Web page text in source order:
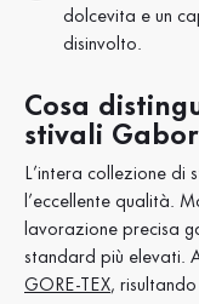
dolcevita e un
disinvolto.
Cosa
stivali
L’intera collezione di
l’eccellente qualità.
lavorazione precisa
standard più elevati.
GORE-TEX,